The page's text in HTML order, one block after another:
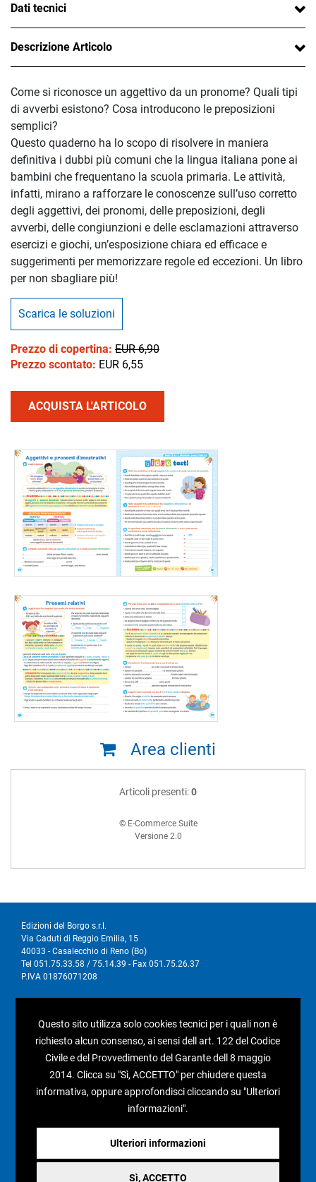
Dati tecnici
Descrizione Articolo
Come si riconosce un aggettivo da un pronome? Quali tipi
di avverbi esistono? Cosa introducono le preposizioni
semplici?
Questo quaderno ha lo scopo di risolvere in maniera
definitiva i dubbi più comuni che la lingua italiana pone ai
bambini che frequentano la scuola primaria. Le attività,
infatti, mirano a rafforzare le conoscenze sull’uso corretto
degli aggettivi, dei pronomi, delle preposizioni, degli
avverbi, delle congiunzioni e delle esclamazioni attraverso
esercizi e giochi, un’esposizione chiara ed efficace e
suggerimenti per memorizzare regole ed eccezioni. Un libro
per non sbagliare più!
Scarica le soluzioni
Prezzo di copertina: EUR 6,90
Prezzo scontato: EUR 6,55
ACQUISTA L'ARTICOLO
Area clienti
Articoli presenti:0
© E-Commerce Suite
Versione 2.0
Edizioni del Borgo s.r.l.
Via Caduti di Reggio Emilia, 15
40033 - Casalecchio di Reno (Bo)
Tel 051.75.33.58 / 75.14.39 - Fax 051.75.26.37
P.IVA 01876071208
Condizioni generali di vendita
Questo sito utilizza solo cookies tecnici per i quali non è
richiesto alcun consenso, ai sensi dell art. 122 del Codice
Civile e del Provvedimento del Garante dell 8 maggio
2014. Clicca su "Sì, ACCETTO" per chiudere questa
informativa, oppure approfondisci cliccando su "Ulteriori
informazioni".
Ulteriori informazioni
Sì, ACCETTO